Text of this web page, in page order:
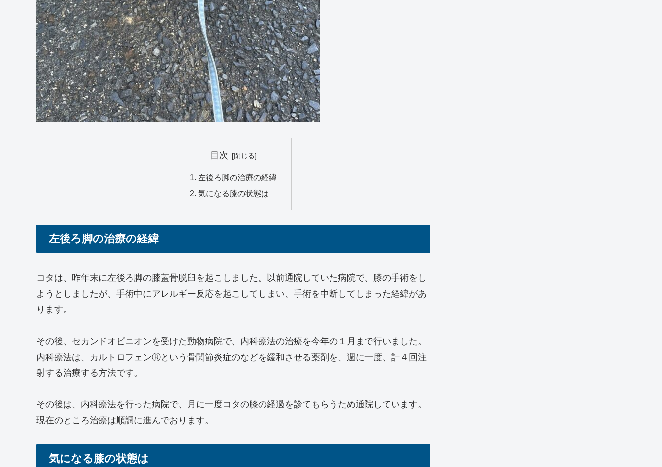
目次
左後ろ脚の治療の経緯
気になる膝の状態は
左後ろ脚の治療の経緯
コタは、昨年末に左後ろ脚の膝蓋骨脱臼を起こしました。以前通院していた病院で、膝の手術をし
ようとしましたが、手術中にアレルギー反応を起こしてしまい、手術を中断してしまった経緯があ
ります。
その後、セカンドオピニオンを受けた動物病院で、内科療法の治療を今年の１月まで行いました。
内科療法は、カルトロフェンⓇという骨関節炎症のなどを緩和させる薬剤を、週に一度、計４回注
射する治療する方法です。
その後は、内科療法を行った病院で、月に一度コタの膝の経過を診てもらうため通院しています。
現在のところ治療は順調に進んでおります。
気になる膝の状態は